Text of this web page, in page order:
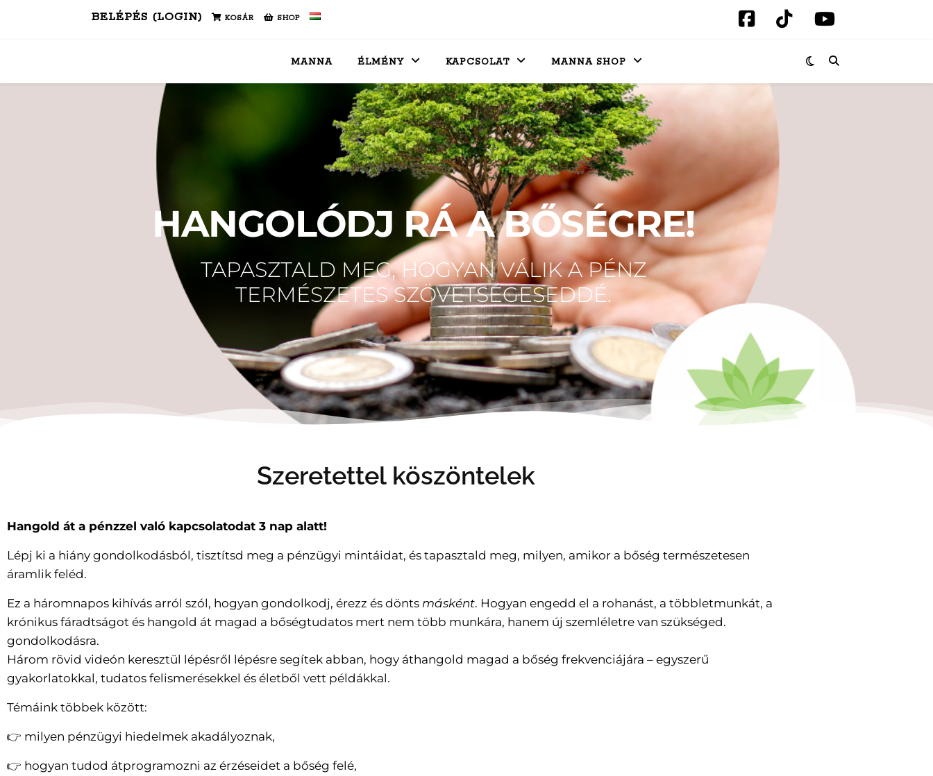
BELÉPÉS (LOGIN) KOSÁR SHOP
MANNA ÉLMÉNY KAPCSOLAT MANNA SHOP
HANGOLÓDJ RÁ A BŐSÉGRE!
TAPASZTALD MEG, HOGYAN VÁLIK A PÉNZ
TERMÉSZETES SZÖVETSÉGESEDDÉ.
Szeretettel köszöntelek
Hangold át a pénzzel való kapcsolatodat 3 nap alatt!
Lépj ki a hiány gondolkodásból, tisztítsd meg a pénzügyi mintáidat, és tapasztald meg, milyen, amikor a bőség természetesen
áramlik feléd.
Ez a háromnapos kihívás arról szól, hogyan gondolkodj, érezz és dönts másként. Hogyan engedd el a rohanást, a többletmunkát, a
krónikus fáradtságot és hangold át magad a bőségtudatos mert nem több munkára, hanem új szemléletre van szükséged.
gondolkodásra.
Három rövid videón keresztül lépésről lépésre segítek abban, hogy áthangold magad a bőség frekvenciájára – egyszerű
gyakorlatokkal, tudatos felismerésekkel és életből vett példákkal.
Témáink többek között:
👉 milyen pénzügyi hiedelmek akadályoznak,
👉 hogyan tudod átprogramozni az érzéseidet a bőség felé,